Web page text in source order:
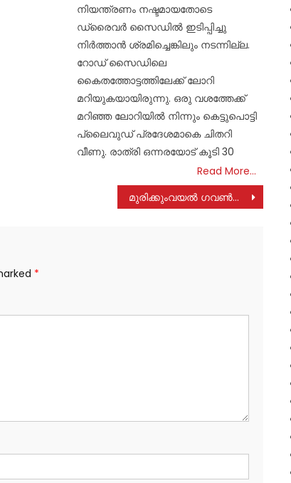
നിയന്ത്രണം നഷ്ടമായതോടെ
ഡ്രൈവർ സൈഡിൽ ഇടിപ്പിച്ചു
നിർത്താൻ ശ്രമിച്ചെങ്കിലും നടന്നില്ല.
റോഡ് സൈഡിലെ
കൈതത്തോട്ടത്തിലേക്ക് ലോറി
മറിയുകയായിരുന്നു. ഒരു വശത്തേക്ക്
മറിഞ്ഞ ലോറിയിൽ നിന്നും കെട്ടുപൊട്ടി
പ്ലൈവുഡ് പ്രദേശമാകെ ചിതറി
വീണു. രാത്രി ഒന്നരയോട് കൂടി 30
Read More…
മുരിക്കുംവയൽ ഗവൺമെന്റ് വൊക്കേഷണൽ ഹയർസെക്കൻഡറി സ്കൂൾ NSS ദ്വിദിന സഹവാസ ക്യാമ്പ് നടത്തി
*